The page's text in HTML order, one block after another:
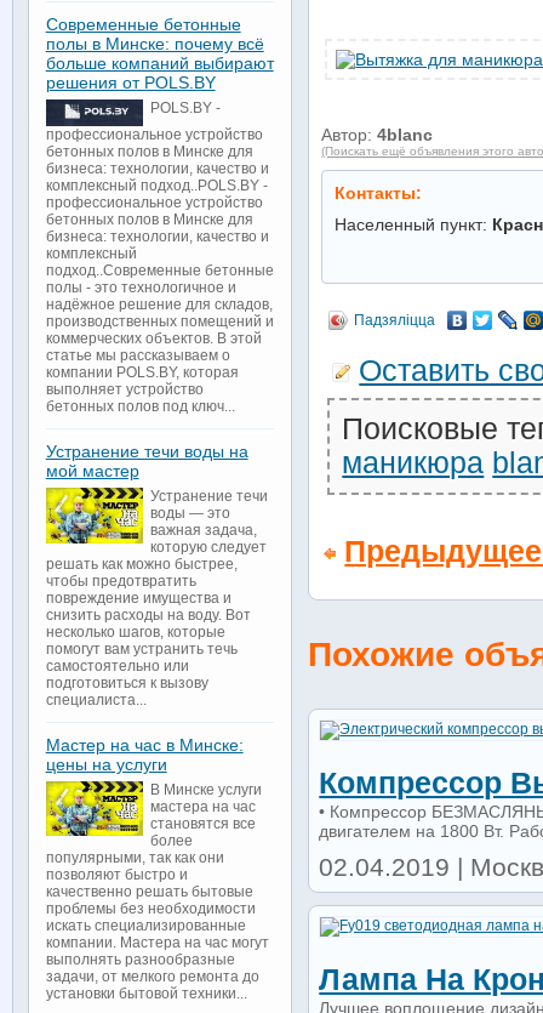
Автор:4blanc
(Поискать ещё объявления этого
Контакты:
Населенный пункт:
Падзяліцца
Оставить
Поисковые
маникюра
Похожие
Компрессор
• Компрессор
двигателем на 1800 Вт.
02.04.2019 |
Лампа На
Лучшее воплощение
Современные бетонные
полы в Минске: почему всё
больше компаний выбирают
решения от POLS.BY
POLS.BY -
профессиональное устройство
бетонных полов в Минске для
бизнеса: технологии, качество и
комплексный подход..POLS.BY -
профессиональное устройство
бетонных полов в Минске для
бизнеса: технологии, качество и
комплексный
подход..Современные бетонные
полы - это технологичное и
надёжное решение для складов,
производственных помещений и
коммерческих объектов. В этой
статье мы рассказываем о
компании POLS.BY, которая
выполняет устройство
бетонных полов под ключ...
Устранение течи воды на
мой мастер
Устранение течи
воды — это
важная задача,
которую следует
решать как можно быстрее,
чтобы предотвратить
повреждение имущества и
снизить расходы на воду. Вот
несколько шагов, которые
помогут вам устранить течь
самостоятельно или
подготовиться к вызову
специалиста...
Мастер на час в Минске:
цены на услуги
В Минске услуги
мастера на час
становятся все
более
популярными, так как они
позволяют быстро и
качественно решать бытовые
проблемы без необходимости
искать специализированные
компании. Мастера на час могут
выполнять разнообразные
задачи, от мелкого ремонта до
установки бытовой техники...